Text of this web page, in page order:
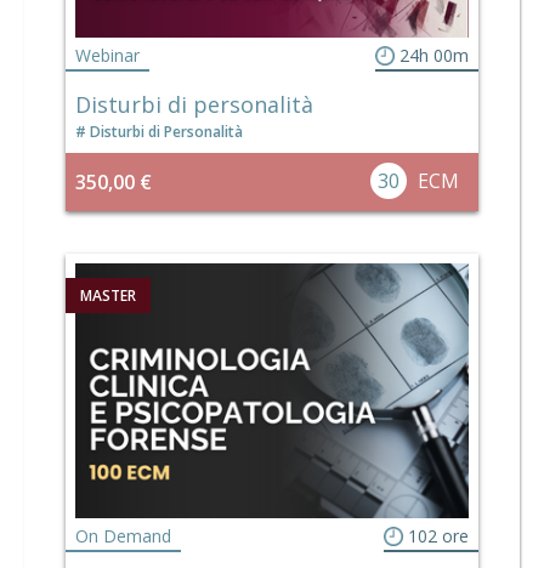
Webinar 24h 00m
Disturbi di personalità
Disturbi di Personalità
350,00 € 30 ECM
MASTER
On Demand 102 ore